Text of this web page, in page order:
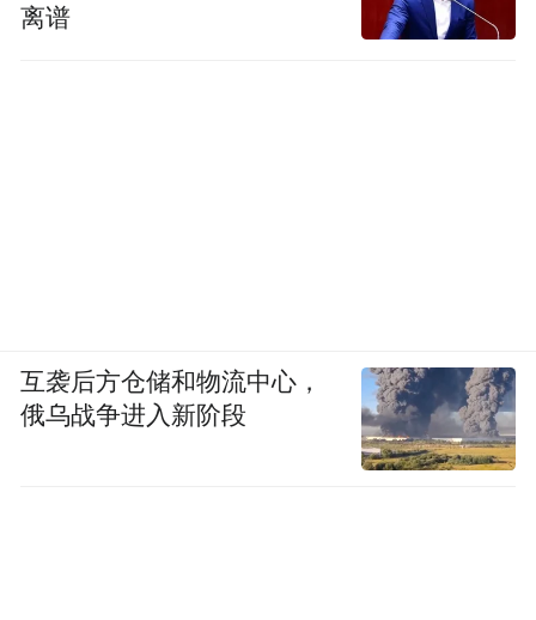
离谱
互袭后方仓储和物流中心，
俄乌战争进入新阶段